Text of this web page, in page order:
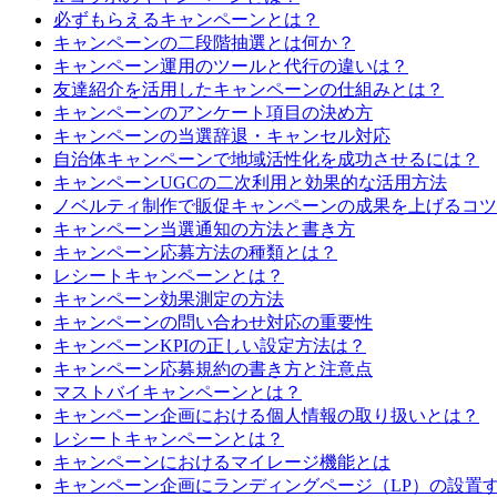
必ずもらえるキャンペーンとは？
キャンペーンの二段階抽選とは何か？
キャンペーン運用のツールと代行の違いは？
友達紹介を活用したキャンペーンの仕組みとは？
キャンペーンのアンケート項目の決め方
キャンペーンの当選辞退・キャンセル対応
自治体キャンペーンで地域活性化を成功させるには？
キャンペーンUGCの二次利用と効果的な活用方法
ノベルティ制作で販促キャンペーンの成果を上げるコツ
キャンペーン当選通知の方法と書き方
キャンペーン応募方法の種類とは？
レシートキャンペーンとは？
キャンペーン効果測定の方法
キャンペーンの問い合わせ対応の重要性
キャンペーンKPIの正しい設定方法は？
キャンペーン応募規約の書き方と注意点
マストバイキャンペーンとは？
キャンペーン企画における個人情報の取り扱いとは？
レシートキャンペーンとは？
キャンペーンにおけるマイレージ機能とは
キャンペーン企画にランディングページ（LP）の設置